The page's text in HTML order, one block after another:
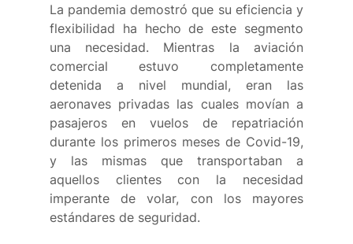
La pandemia demostró que su eficiencia y
flexibilidad ha hecho de este segmento
una necesidad. Mientras la aviación
comercial estuvo completamente
detenida a nivel mundial, eran las
aeronaves privadas las cuales movían a
pasajeros en vuelos de repatriación
durante los primeros meses de Covid-19,
y las mismas que transportaban a
aquellos clientes con la necesidad
imperante de volar, con los mayores
estándares de seguridad.